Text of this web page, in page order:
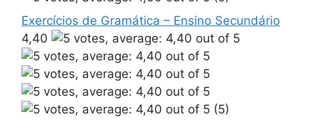
Exercícios de Gramática – Ensino Secundário
4,40
(5)